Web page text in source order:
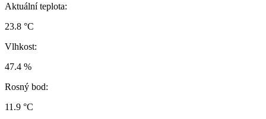
Aktuální teplota:
23.8 °C
Vlhkost:
47.4 %
Rosný bod:
11.9 °C